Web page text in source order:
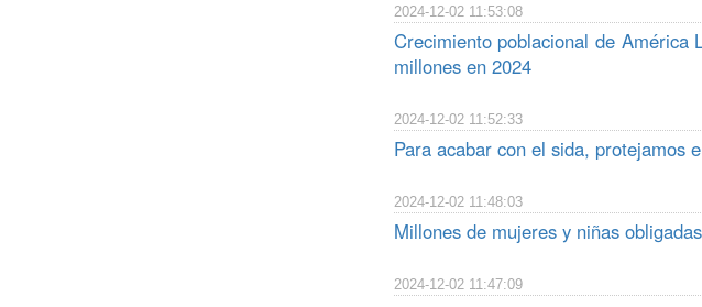
2024-12-02 11:53:08
Crecimiento poblacional de
millones en 2024
2024-12-02 11:52:33
Para acabar con el sida, protejamos
2024-12-02 11:48:03
Millones de mujeres y niñas
2024-12-02 11:47:09